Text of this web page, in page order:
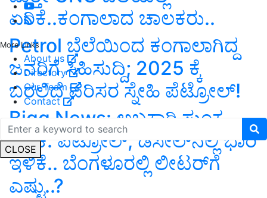
More Links
About us
Directory
Our Team
Contact
CLOSE
ಏರಿಕೆ..ಕಂಗಾಲಾದ ಚಾಲಕರು..
Petrol ಬೆಲೆಯಿಂದ ಕಂಗಾಲಾಗಿದ್ದ
ಜನರಿಗೆ ಸಿಹಿಸುದ್ದಿ; 2025 ಕ್ಕೆ
ಬರಲಿದೆ ಪರಿಸರ ಸ್ನೇಹಿ ಪೆಟ್ರೋಲ್!
Bigg News: ಅಬಕಾರಿ ಸುಂಕ
ಇಳಿಕೆ: ಪೆಟ್ರೋಲ್‌, ಡಿಸೇಲ್‌ನಲ್ಲಿ ಭಾರಿ
ಇಳಿಕೆ.. ಬೆಂಗಳೂರಲ್ಲಿ ಲೀಟರ್‌ಗೆ
ಎಷ್ಟು..?